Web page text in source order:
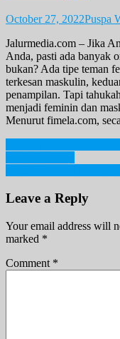
October 27, 2022Puspa
Jalurmedia.com – Jika
Anda, pasti ada banyak
bukan? Ada tipe teman
terkesan maskulin,
penampilan. Tapi
menjadi feminin dan
Menurut fimela.com,
Post
navigation
Leave a Reply
Your email address will
marked *
Comment *